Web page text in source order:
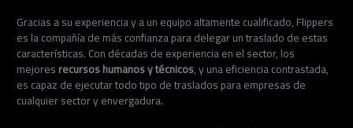
Gracias a su experiencia y a un equipo altamente cualificado, Flippers
es la compañía de más confianza para delegar un traslado de estas
características. Con décadas de experiencia en el sector, los
mejoresrecursos humanos y técnicos, y una eficiencia contrastada,
es capaz de ejecutar todo tipo de traslados para empresas de
cualquier sector y envergadura.